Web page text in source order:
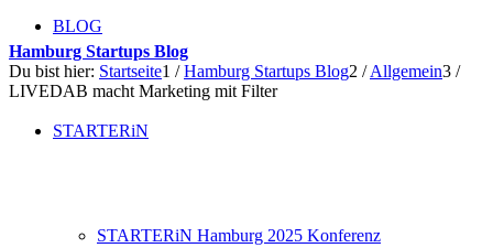
BLOG
STARTERiN
STARTERiN Hamburg 2025 Konferenz
Hamburg Startups Blog
Du bist hier: Startseite1 / Hamburg Startups Blog2 / Allgemein3 /
LIVEDAB macht Marketing mit Filter